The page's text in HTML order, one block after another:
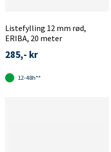
Listefylling 12 mm rød,
ERIBA, 20 meter
285,- kr
12-48h**